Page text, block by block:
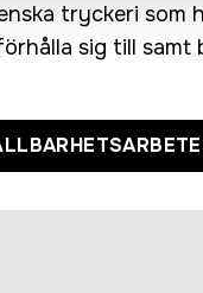
tryckeri som
sig till samt